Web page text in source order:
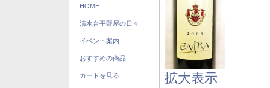
HOME
清水台平野屋の日々
イベント案内
おすすめの商品
カートを見る 拡大表示